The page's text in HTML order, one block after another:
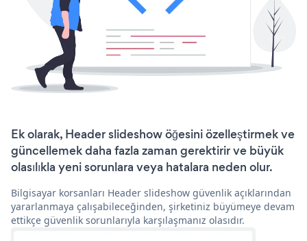
Ek olarak, Header slideshow öğesini özelleştirmek ve
güncellemek daha fazla zaman gerektirir ve büyük
olasılıkla yeni sorunlara veya hatalara neden olur.
Bilgisayar korsanları Header slideshow güvenlik açıklarından
yararlanmaya çalışabileceğinden, şirketiniz büyümeye devam
ettikçe güvenlik sorunlarıyla karşılaşmanız olasıdır.